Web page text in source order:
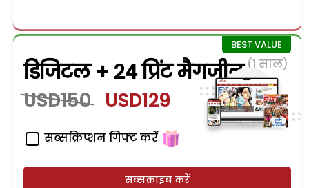
डिजिटल + 24 प्रिंट मैगजीन (1 साल)
USD150 USD129
सब्सक्रिप्शन गिफ्ट करें
सब्सक्राइब करें